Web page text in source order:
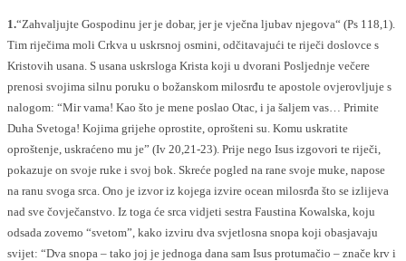
1.“Zahvaljujte Gospodinu jer je dobar, jer je vječna ljubav njegova“ (Ps 118,1).
Tim riječima moli Crkva u uskrsnoj osmini, odčitavajući te riječi doslovce s
Kristovih usana. S usana uskrsloga Krista koji u dvorani Posljednje večere
prenosi svojima silnu poruku o božanskom milosrđu te apostole ovjerovljuje s
nalogom: “Mir vama! Kao što je mene poslao Otac, i ja šaljem vas… Primite
Duha Svetoga! Kojima grijehe oprostite, oprošteni su. Komu uskratite
oproštenje, uskraćeno mu je” (Iv 20,21-23). Prije nego Isus izgovori te riječi,
pokazuje on svoje ruke i svoj bok. Skreće pogled na rane svoje muke, napose
na ranu svoga srca. Ono je izvor iz kojega izvire ocean milosrđa što se izlijeva
nad sve čovječanstvo. Iz toga će srca vidjeti sestra Faustina Kowalska, koju
odsada zovemo “svetom”, kako izviru dva svjetlosna snopa koji obasjavaju
svijet: “Dva snopa – tako joj je jednoga dana sam Isus protumačio – znače krv i